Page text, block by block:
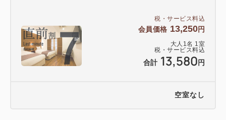
税・サービス料込
会員価格 13,250円
大人 1名 1室
税・サービス料込
合計 13,580 円
空室なし